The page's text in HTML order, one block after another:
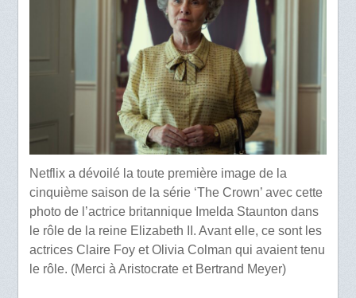
Netflix a dévoilé la toute première image de la
cinquième saison de la série ‘The Crown’ avec cette
photo de l’actrice britannique Imelda Staunton dans
le rôle de la reine Elizabeth II. Avant elle, ce sont les
actrices Claire Foy et Olivia Colman qui avaient tenu
le rôle. (Merci à Aristocrate et Bertrand Meyer)